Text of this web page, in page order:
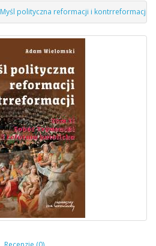
Myśl polityczna reformacji i kontrreformacji.